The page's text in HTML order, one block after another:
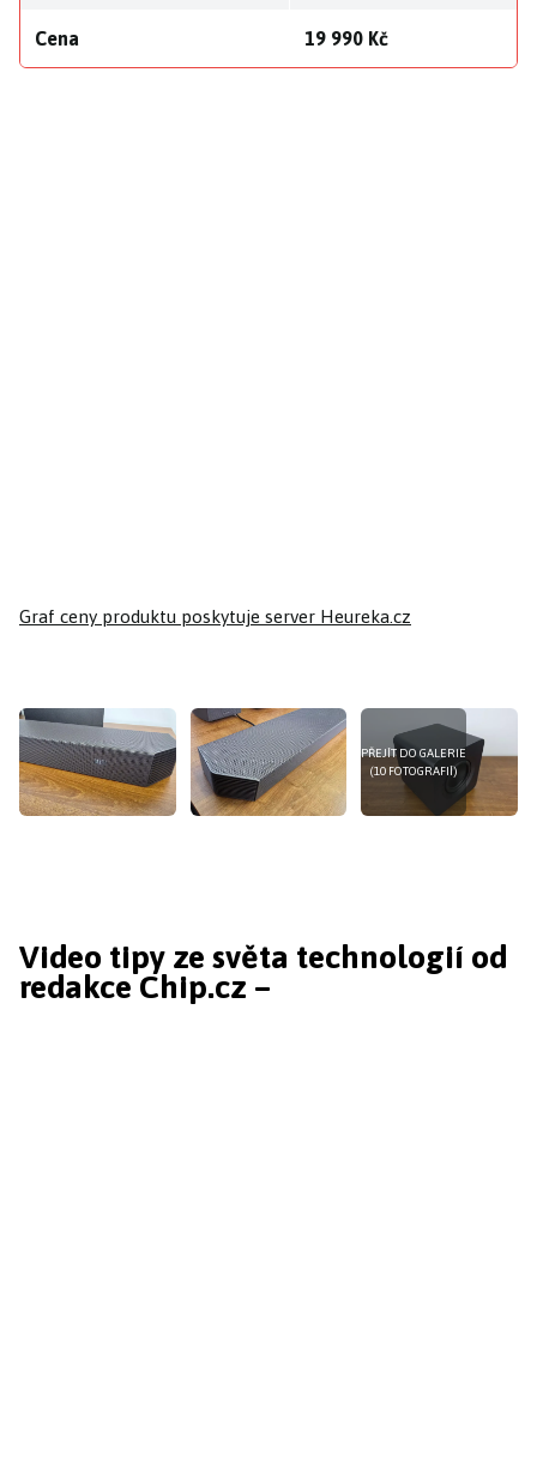
Cena 19 990 Kč
Graf ceny produktu poskytuje server Heureka.cz
PŘEJÍT DO GALERIE
(10 FOTOGRAFIÍ)
Video tipy ze světa technologií od
redakce Chip.cz –